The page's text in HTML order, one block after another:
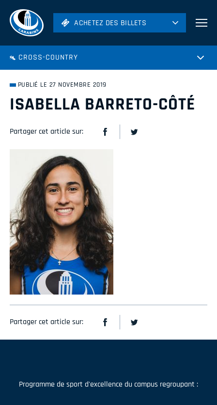
ACHETEZ DES BILLETS
Hockey
ACHETEZ DES BILLETS
CROSS-COUNTRY
PUBLIÉ LE 27 NOVEMBRE 2019
ISABELLA BARRETO-CÔTÉ
Partager cet article sur:
Partager cet article sur:
Programme de sport d'excellence du campus regroupant :